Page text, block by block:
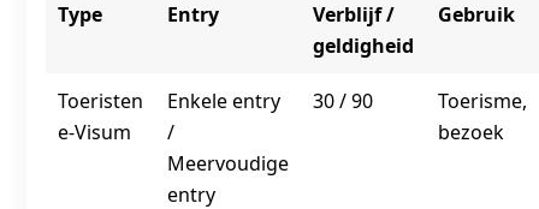
Type
Entry
Verblijf /
geldigheid
Gebruik
Toeristen
e‑Visum
Enkele entry
/
Meervoudige
entry
30 / 90
Toerisme,
bezoek